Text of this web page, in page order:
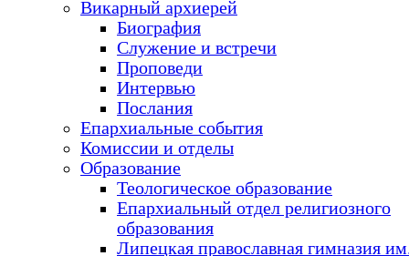
Викарный архиерей
Биография
Служение и встречи
Проповеди
Интервью
Послания
Епархиальные события
Комиссии и отделы
Образование
Теологическое образование
Епархиальный отдел религиозного
образования
Липецкая православная гимназия